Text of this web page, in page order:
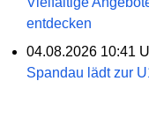
entdecken
04.08.2026 10:41
Spandau lädt zur